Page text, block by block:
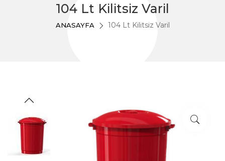
104 Lt Kilitsiz Varil
ANASAYFA 104 Lt Kilitsiz Varil